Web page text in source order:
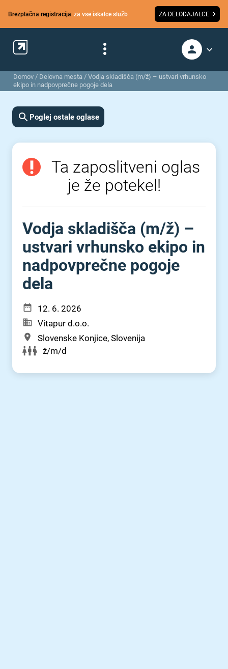
Brezplačna registracija za vse iskalce služb ZA DELODAJALCE
Domov / Delovna mesta / Vodja skladišča (m/ž) – ustvari vrhunsko
ekipo in nadpovprečne pogoje dela
Poglej ostale oglase
Ta zaposlitveni oglas
je že potekel!
Vodja skladišča (m⁠/⁠ž) –
ustvari vrhunsko ekipo in
nadpovprečne pogoje
dela
12. 6. 2026
Vitapur d.o.o.
Slovenske Konjice, Slovenija
ž/m/d